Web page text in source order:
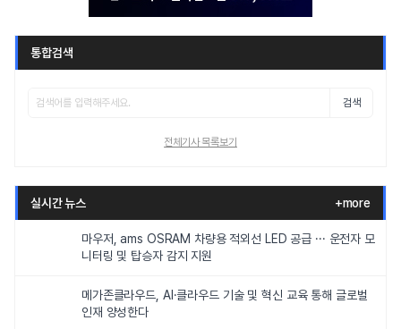
통합검색
검색
전체기사 목록보기
실시간 뉴스 +more
마우저, ams OSRAM 차량용 적외선 LED 공급 ··· 운전자 모
니터링 및 탑승자 감지 지원
메가존클라우드, AI·클라우드 기술 및 혁신 교육 통해 글로벌
인재 양성한다